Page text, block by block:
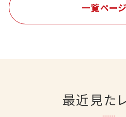
一覧ペー
最近見た